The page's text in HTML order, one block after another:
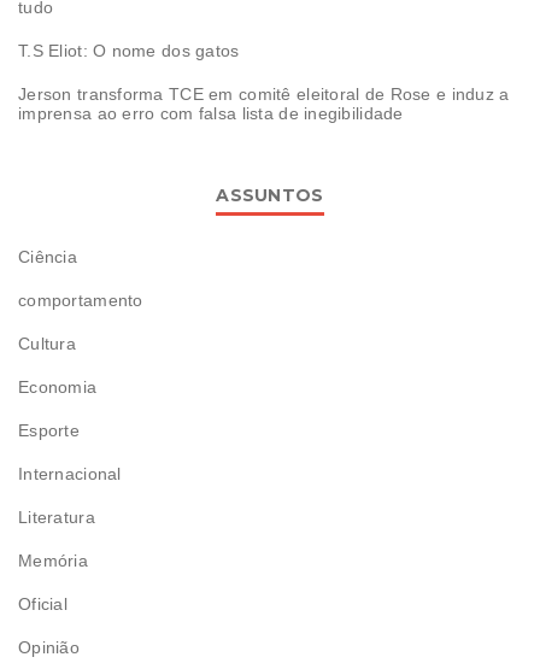
tudo
T.S Eliot: O nome dos gatos
Jerson transforma TCE em comitê eleitoral de Rose e induz a
imprensa ao erro com falsa lista de inegibilidade
ASSUNTOS
Ciência
comportamento
Cultura
Economia
Esporte
Internacional
Literatura
Memória
Oficial
Opinião